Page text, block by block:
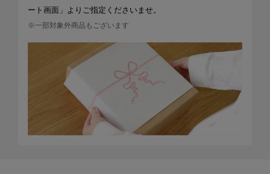
ート画面」よりご指定くださいませ。
※一部対象外商品もございます